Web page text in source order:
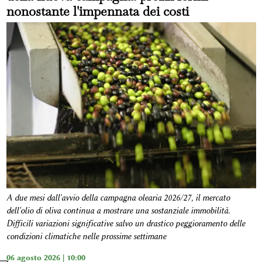
nonostante l'impennata dei costi
A due mesi dall'avvio della campagna olearia 2026/27, il mercato
dell'olio di oliva continua a mostrare una sostanziale immobilità.
Difficili variazioni significative salvo un drastico peggioramento delle
condizioni climatiche nelle prossime settimane
06 agosto 2026 | 10:00